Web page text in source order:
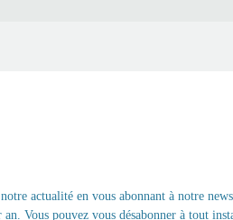
actualité en vous abonnant à notre
Vous pouvez vous désabonner à tout